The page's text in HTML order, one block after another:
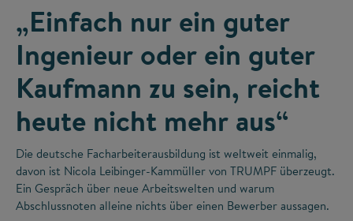
„Einfach nur ein guter
Ingenieur oder ein guter
Kaufmann zu sein, reicht
heute nicht mehr aus“
Die deutsche Facharbeiterausbildung ist weltweit einmalig,
davon ist Nicola Leibinger-Kammüller von TRUMPF überzeugt.
Ein Gespräch über neue Arbeitswelten und warum
Abschlussnoten alleine nichts über einen Bewerber aussagen.